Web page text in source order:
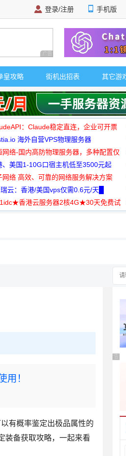
登录/注册 手机版
广告 商业广告，理性选择
皇攻略 街机出招表 其它游
：Claude稳定直连，企业可开票
海外自营VPS物理服务器
网络-国内高防物理服务器，多种配置仅
/月起
、美国1-10G口宿主机低至3500元起
网络 高效、可靠的网络服务解决方案
瑞云：香港/美国vps仅需0.6元/天█
香港云服务器2核4G★30天免费试
用！
有概率鉴定出极品属性的
装备获取攻略，一起来看
广告